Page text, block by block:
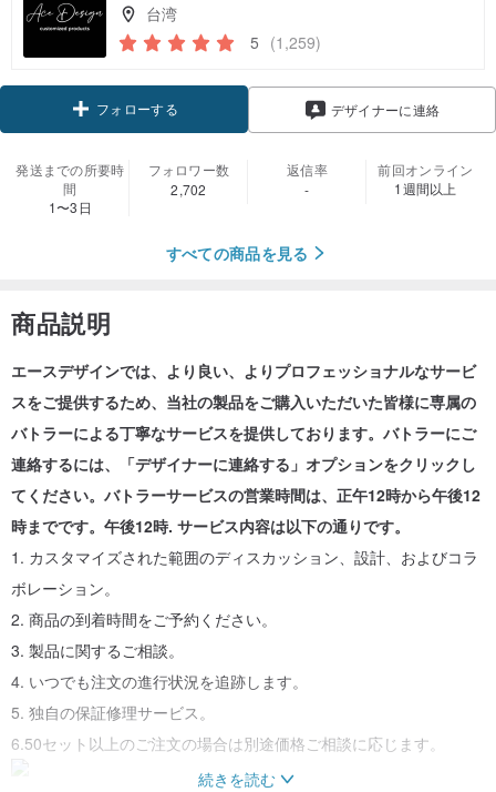
台湾
5 (1,259)
フォローする デザイナーに連絡
発送までの所要時
間
1〜3日
フォロワー数
2,702
返信率
-
前回オンライン
1週間以上
すべての商品を見る
商品説明
エースデザインでは、より良い、よりプロフェッショナルなサービ
スをご提供するため、当社の製品をご購入いただいた皆様に専属の
バトラーによる丁寧なサービスを提供しております。バトラーにご
連絡するには、「デザイナーに連絡する」オプションをクリックし
てください。バトラーサービスの営業時間は、正午12時から午後12
時までです。午後12時. サービス内容は以下の通りです。
1. カスタマイズされた範囲のディスカッション、設計、およびコラ
ボレーション。
2. 商品の到着時間をご予約ください。
3. 製品に関するご相談。
4. いつでも注文の進行状況を追跡します。
5. 独自の保証修理サービス。
6.50セット以上のご注文の場合は別途価格ご相談に応じます。
続きを読む